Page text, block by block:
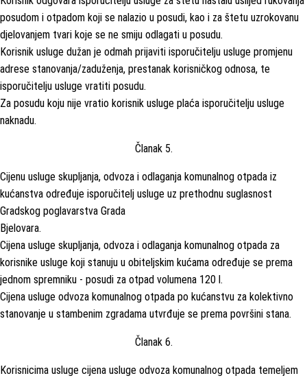
posudom i otpadom koji se nalazio u posudi, kao i za štetu uzrokovanu
djelovanjem tvari koje se ne smiju odlagati u posudu.
Korisnik usluge dužan je odmah prijaviti isporučitelju usluge promjenu
adrese stanovanja/zaduženja, prestanak korisničkog odnosa, te
isporučitelju usluge vratiti posudu.
Za posudu koju nije vratio korisnik usluge plaća isporučitelju usluge
naknadu.
Članak 5.
Cijenu usluge skupljanja, odvoza i odlaganja komunalnog otpada iz
kućanstva određuje isporučitelj usluge uz prethodnu suglasnost
Gradskog poglavarstva Grada
Bjelovara.
Cijena usluge skupljanja, odvoza i odlaganja komunalnog otpada za
korisnike usluge koji stanuju u obiteljskim kućama određuje se prema
jednom spremniku - posudi za otpad volumena 120 l.
Cijena usluge odvoza komunalnog otpada po kućanstvu za kolektivno
stanovanje u stambenim zgradama utvrđuje se prema površini stana.
Članak 6.
Korisnicima usluge cijena usluge odvoza komunalnog otpada temeljem